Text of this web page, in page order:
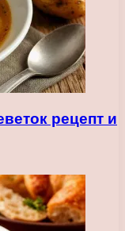
рецепт и